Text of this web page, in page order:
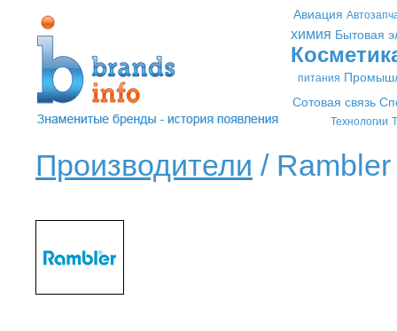
Авиация
химия Бытовая
питания
Сотовая связь
Технологии
Производители / Rambler